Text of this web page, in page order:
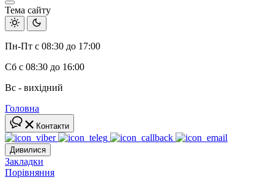
Тема сайту
Пн-Пт с 08:30 до 17:00
Сб с 08:30 до 16:00
Вс - вихідний
Головна
Контакти
Дивилися
Закладки
Порівняння